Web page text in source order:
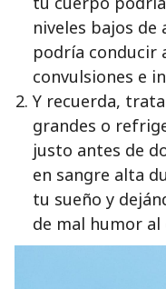
niveles bajos de
podría conducir
convulsiones e
Y recuerda,
grandes o
justo antes de
en sangre alta
tu sueño y
de mal humor al